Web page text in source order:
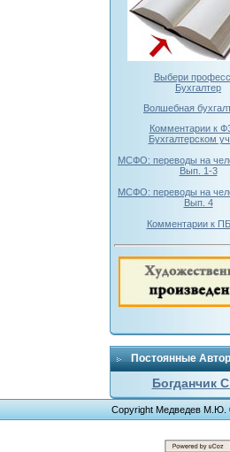
Выбери
Бухгалтер
Волшебная
Комментарии к
Бухгалтерском
МСФО: переводы на
Вып. 1-3
МСФО: переводы на
Вып. 4
Комментарии к
Постоянные
Богданчик
Copyright Медведев М.Ю.